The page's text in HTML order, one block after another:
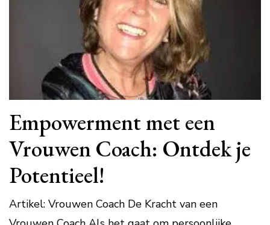
Empowerment met een
Vrouwen Coach: Ontdek je
Potentieel!
Artikel: Vrouwen Coach De Kracht van een